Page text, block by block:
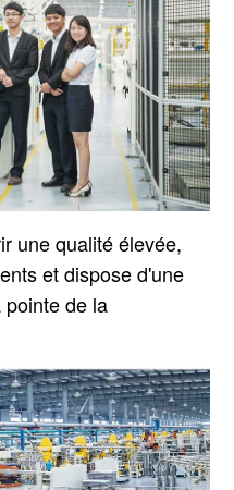
une qualité élevée,
et dispose d'une
de la